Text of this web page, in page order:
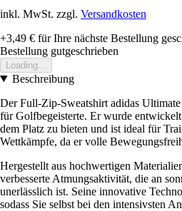
inkl. MwSt. zzgl. Versandkosten
+3,49 € für Ihre nächste Bestellung
Bestellung gutgeschrieben
Loading...
Beschreibung
Der Full-Zip-Sweatshirt adidas
für Golfbegeisterte. Er wurde
dem Platz zu bieten und ist ideal für
Wettkämpfe, da er volle
Hergestellt aus hochwertigen
verbesserte Atmungsaktivität, die an
unerlässlich ist. Seine innovative
sodass Sie selbst bei den intensivsten